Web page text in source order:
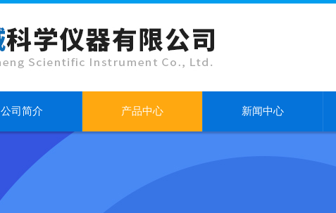
公司简介 产品中心 新闻中心